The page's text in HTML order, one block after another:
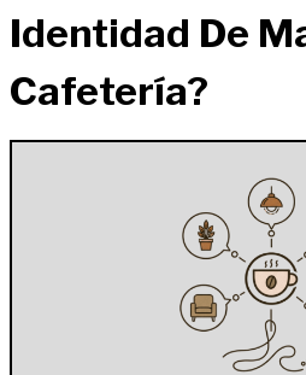
Identidad De
Cafetería?